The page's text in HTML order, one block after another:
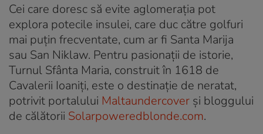
Cei care doresc să evite aglomerația pot
explora potecile insulei, care duc către golfuri
mai puțin frecventate, cum ar fi Santa Marija
sau San Niklaw. Pentru pasionații de istorie,
Turnul Sfânta Maria, construit în 1618 de
Cavalerii Ioaniți, este o destinație de neratat,
potrivit portalului Maltaundercover și bloggului
de călătorii Solarpoweredblonde.com.